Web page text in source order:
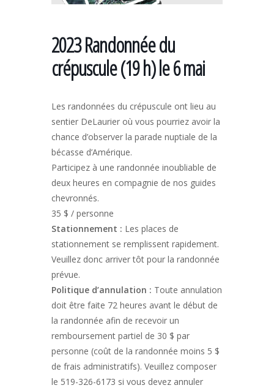
2023 Randonnée du
crépuscule (19 h) le 6 mai
Les randonnées du crépuscule ont lieu au
sentier DeLaurier où vous pourriez avoir la
chance d’observer la parade nuptiale de la
bécasse d’Amérique.
Participez à une randonnée inoubliable de
deux heures en compagnie de nos guides
chevronnés.
35 $ / personne
Stationnement : Les places de
stationnement se remplissent rapidement.
Veuillez donc arriver tôt pour la randonnée
prévue.
Politique d’annulation : Toute annulation
doit être faite 72 heures avant le début de
la randonnée afin de recevoir un
remboursement partiel de 30 $ par
personne (coût de la randonnée moins 5 $
de frais administratifs). Veuillez composer
le 519-326-6173 si vous devez annuler